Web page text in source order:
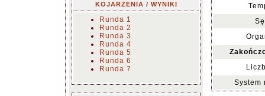
KOJARZENIA / WYNIKI
Runda 1
Runda 2
Runda 3
Runda 4
Runda 5
Runda 6
Runda 7
System